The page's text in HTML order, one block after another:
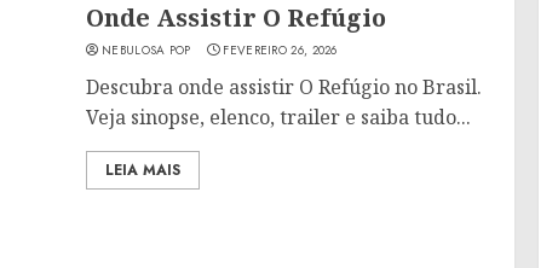
Onde Assistir O Refúgio
NEBULOSA POP FEVEREIRO 26, 2026
Descubra onde assistir O Refúgio no Brasil.
Veja sinopse, elenco, trailer e saiba tudo...
LEIA MAIS